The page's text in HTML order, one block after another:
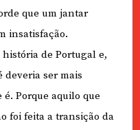
que um jantar
insatisfação.
de Portugal e,
deveria ser mais
Porque aquilo que
foi feita a transição da